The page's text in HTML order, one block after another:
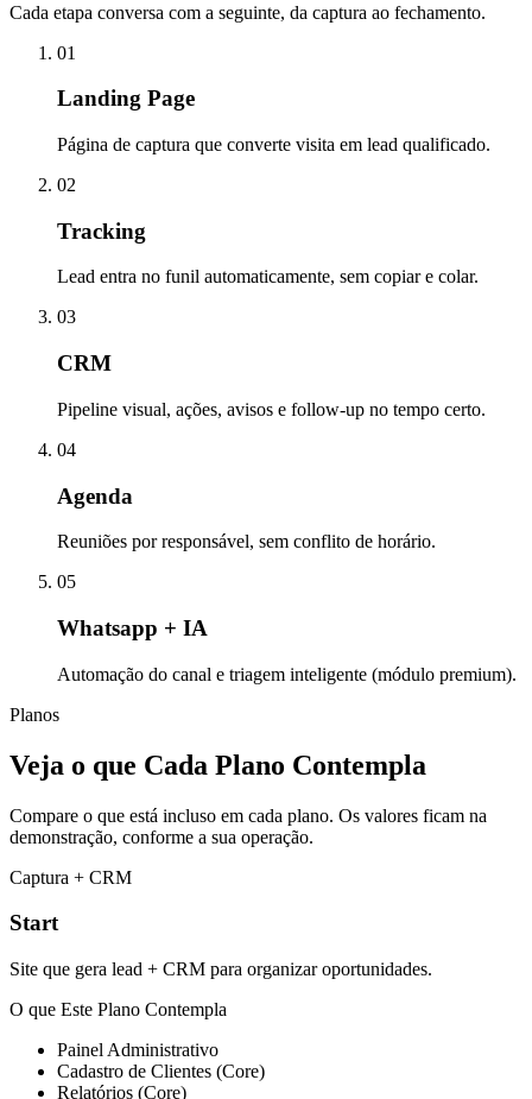
Cada etapa conversa com a seguinte, da captura ao fechamento.
01
Landing Page
Página de captura que converte visita em lead qualificado.
02
Tracking
Lead entra no funil automaticamente, sem copiar e colar.
03
CRM
Pipeline visual, ações, avisos e follow-up no tempo certo.
04
Agenda
Reuniões por responsável, sem conflito de horário.
05
Whatsapp + IA
Automação do canal e triagem inteligente (módulo premium).
Planos
Veja o que Cada Plano Contempla
Compare o que está incluso em cada plano. Os valores ficam na
demonstração, conforme a sua operação.
Captura + CRM
Start
Site que gera lead + CRM para organizar oportunidades.
O que Este Plano Contempla
Painel Administrativo
Cadastro de Clientes (Core)
Relatórios (Core)